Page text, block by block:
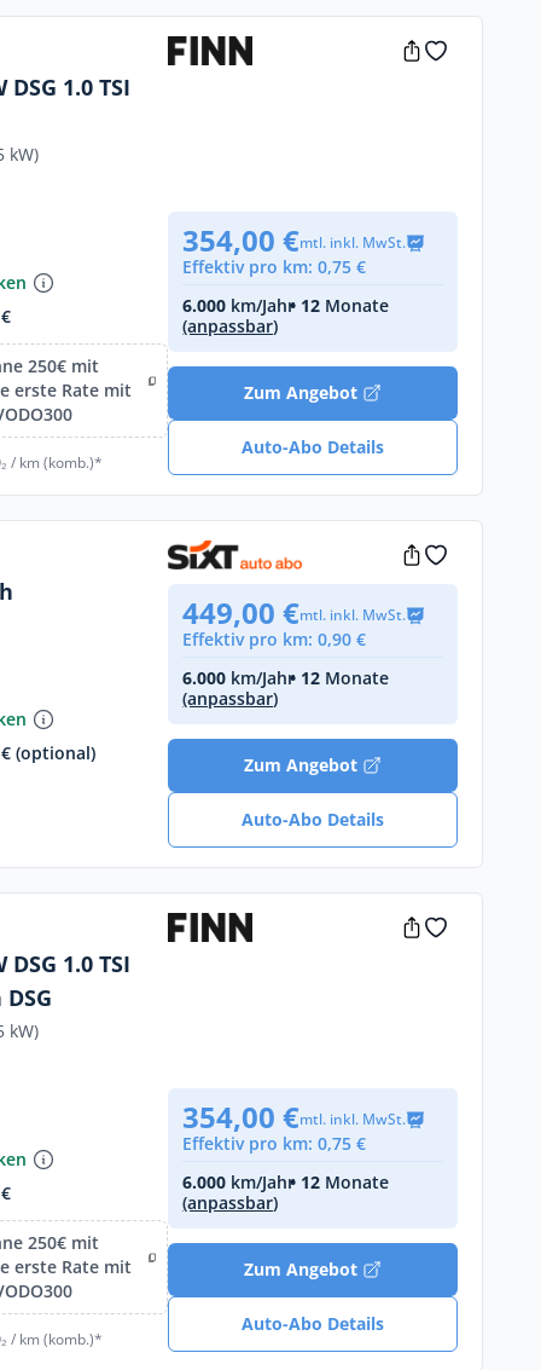
kW)
250€ mit
erste Rate mit
/ km (komb.)*
354,00 €mtl. inkl. MwSt.
Effektiv pro km: 0,75 €
6.000 km/Jahr• 12 Monate
(anpassbar)
Zum Angebot
Auto-Abo Details
(optional)
449,00 €mtl. inkl. MwSt.
Effektiv pro km: 0,90 €
6.000 km/Jahr• 12 Monate
(anpassbar)
Zum Angebot
Auto-Abo Details
1.0 TSI
kW)
250€ mit
erste Rate mit
/ km (komb.)*
354,00 €mtl. inkl. MwSt.
Effektiv pro km: 0,75 €
6.000 km/Jahr• 12 Monate
(anpassbar)
Zum Angebot
Auto-Abo Details